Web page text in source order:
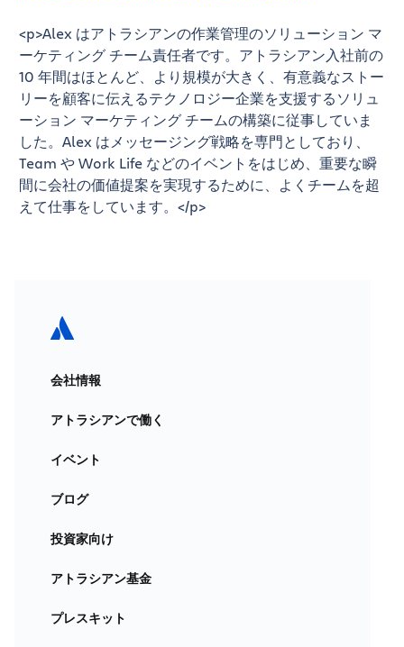
<p>Alex はアトラシアンの作業管理のソリューション マ
ーケティング チーム責任者です。アトラシアン入社前の
10 年間はほとんど、より規模が大きく、有意義なストー
リーを顧客に伝えるテクノロジー企業を支援するソリュ
ーション マーケティング チームの構築に従事していま
した。Alex はメッセージング戦略を専門としており、
Team や Work Life などのイベントをはじめ、重要な瞬
間に会社の価値提案を実現するために、よくチームを超
えて仕事をしています。</p>
会社情報
アトラシアンで働く
イベント
ブログ
投資家向け
アトラシアン基金
プレスキット